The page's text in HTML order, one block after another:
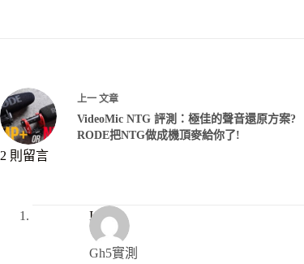
上一 文章
VideoMic NTG 評測：極佳的聲音還原方案?
RODE把NTG做成機頂麥給你了!
2 則留言
Isaac
Gh5實測